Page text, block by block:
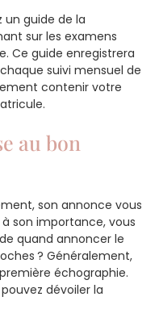
un guide de la
sur les examens
Ce guide enregistrera
suivi mensuel de
contenir votre
au bon
son annonce vous
son importance, vous
quand annoncer le
? Généralement,
échographie.
dévoiler la